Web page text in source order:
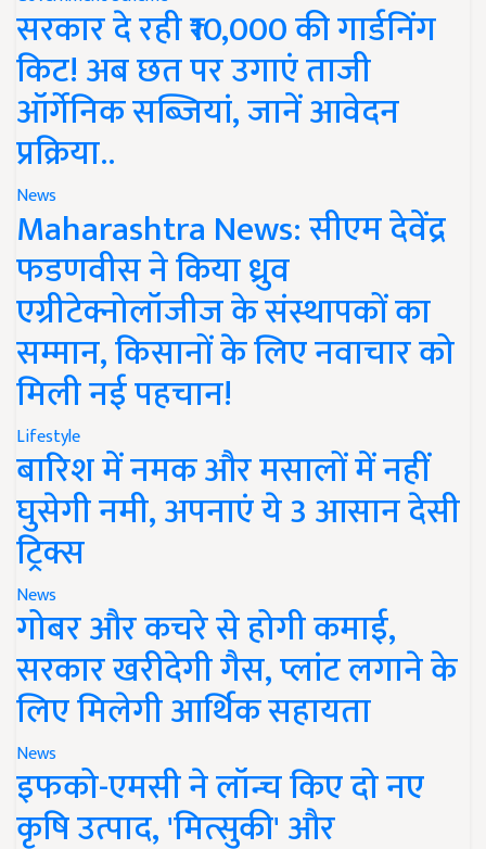
सरकार दे रही ₹10,000 की गार्डनिंग
किट! अब छत पर उगाएं ताजी
ऑर्गेनिक सब्जियां, जानें आवेदन
प्रक्रिया..
News
Maharashtra News: सीएम देवेंद्र
फडणवीस ने किया ध्रुव
एग्रीटेक्नोलॉजीज के संस्थापकों का
सम्मान, किसानों के लिए नवाचार को
मिली नई पहचान!
Lifestyle
बारिश में नमक और मसालों में नहीं
घुसेगी नमी, अपनाएं ये 3 आसान देसी
ट्रिक्स
News
गोबर और कचरे से होगी कमाई,
सरकार खरीदेगी गैस, प्लांट लगाने के
लिए मिलेगी आर्थिक सहायता
News
इफको-एमसी ने लॉन्च किए दो नए
कृषि उत्पाद, 'मित्सुकी' और